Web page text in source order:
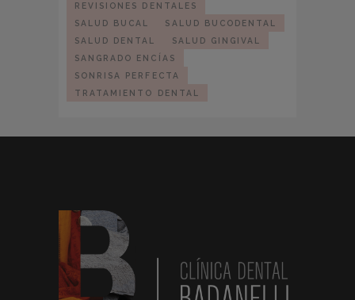
REVISIONES DENTALES
SALUD BUCAL
SALUD BUCODENTAL
SALUD DENTAL
SALUD GINGIVAL
SANGRADO ENCÍAS
SONRISA PERFECTA
TRATAMIENTO DENTAL